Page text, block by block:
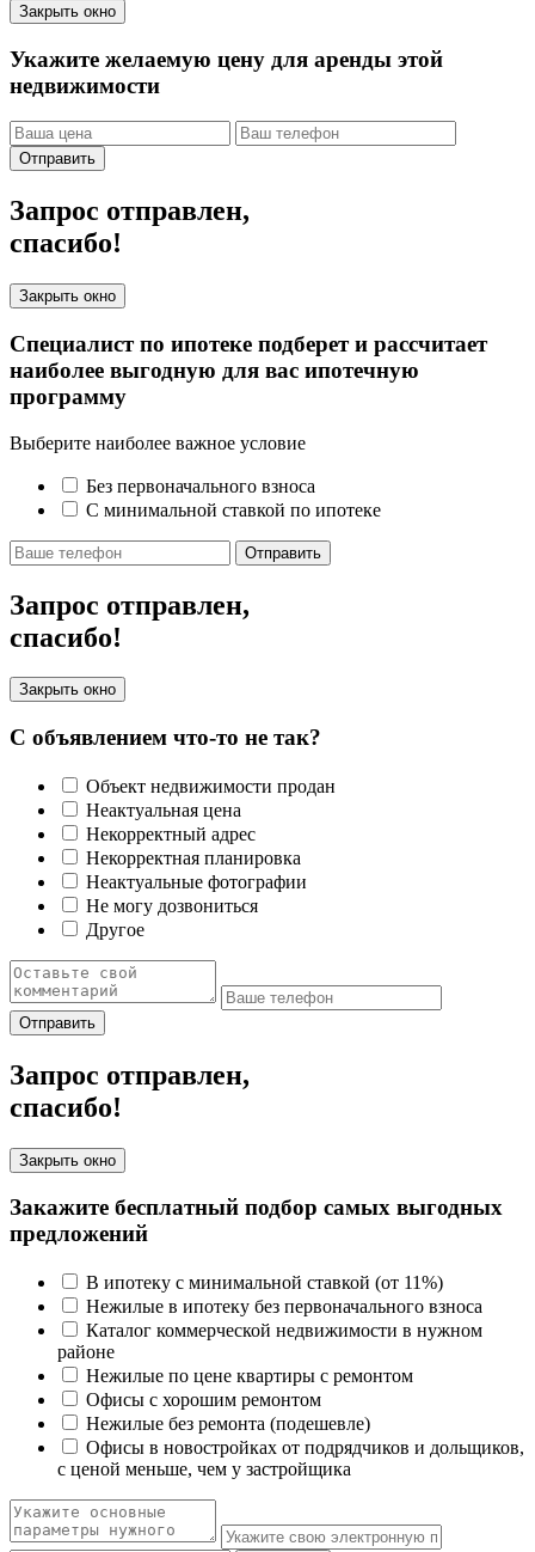
Закрыть окно
Укажите желаемую цену для аренды этой
недвижимости
Отправить
Запрос отправлен,
спасибо!
Закрыть окно
Специалист по ипотеке подберет и рассчитает
наиболее выгодную для вас ипотечную
программу
Выберите наиболее важное условие
Без первоначального взноса
С минимальной ставкой по ипотеке
Отправить
Запрос отправлен,
спасибо!
Закрыть окно
С объявлением что-то не так?
Объект недвижимости продан
Неактуальная цена
Некорректный адрес
Некорректная планировка
Неактуальные фотографии
Не могу дозвониться
Другое
Отправить
Запрос отправлен,
спасибо!
Закрыть окно
Закажите бесплатный подбор самых выгодных
предложений
В ипотеку с минимальной ставкой (от 11%)
Нежилые в ипотеку без первоначального взноса
Каталог коммерческой недвижимости в нужном
районе
Нежилые по цене квартиры с ремонтом
Офисы с хорошим ремонтом
Нежилые без ремонта (подешевле)
Офисы в новостройках от подрядчиков и дольщиков,
с ценой меньше, чем у застройщика